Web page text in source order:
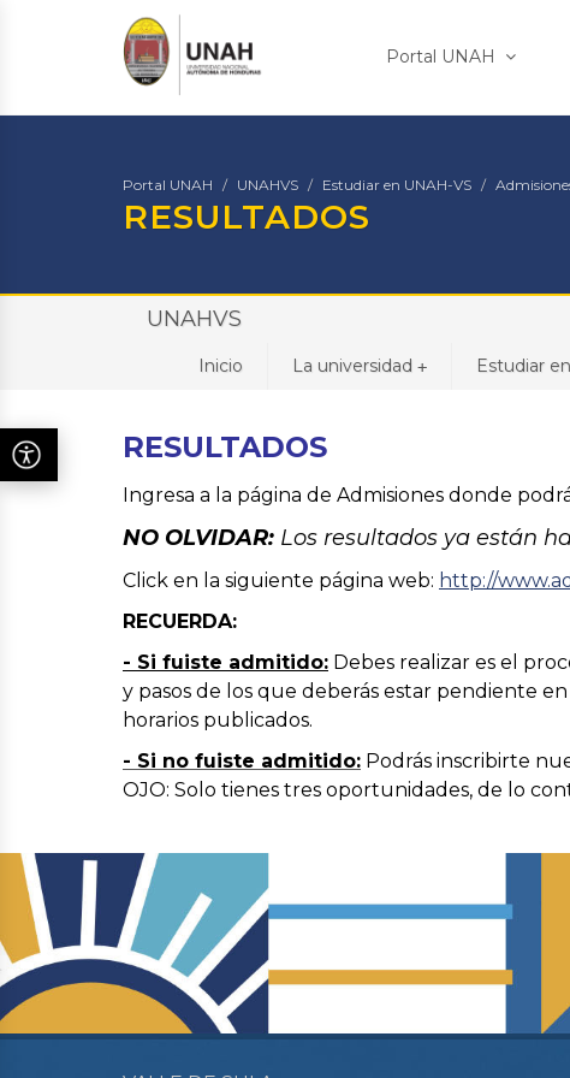
Portal UNAH
Portal UNAH UNAHVS Estudiar en UNAH-VS
RESULTADOS
UNAHVS
Inicio +
La universidad Estudiar
RESULTADOS
Ingresa a la página de Admisiones donde
NO OLVIDAR: Los resultados ya están
Click en la siguiente página web: http://
RECUERDA:
- Si fuiste admitido: Debes realizar es el
y pasos de los que deberás estar pendiente
horarios publicados.
- Si no fuiste admitido: Podrás inscribirte
OJO: Solo tienes tres oportunidades, de lo